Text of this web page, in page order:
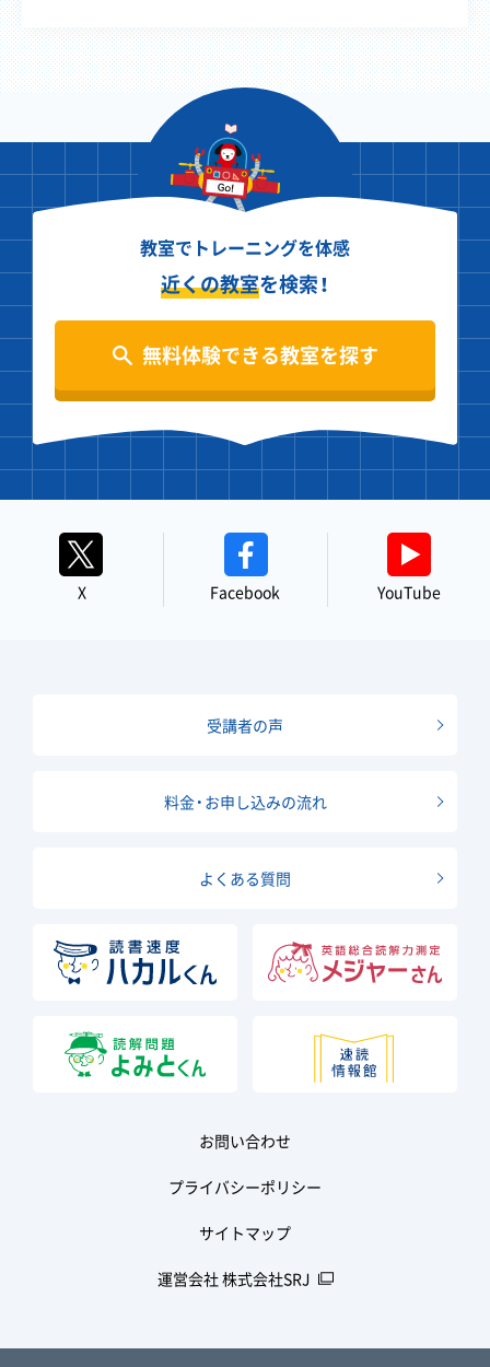
教室でトレーニングを体感
近くの教室を検索！
無料体験できる教室を探す
X Facebook YouTube
受講者の声
料金・お申し込みの流れ
よくある質問
お問い合わせ
プライバシーポリシー
サイトマップ
運営会社 株式会社SRJ